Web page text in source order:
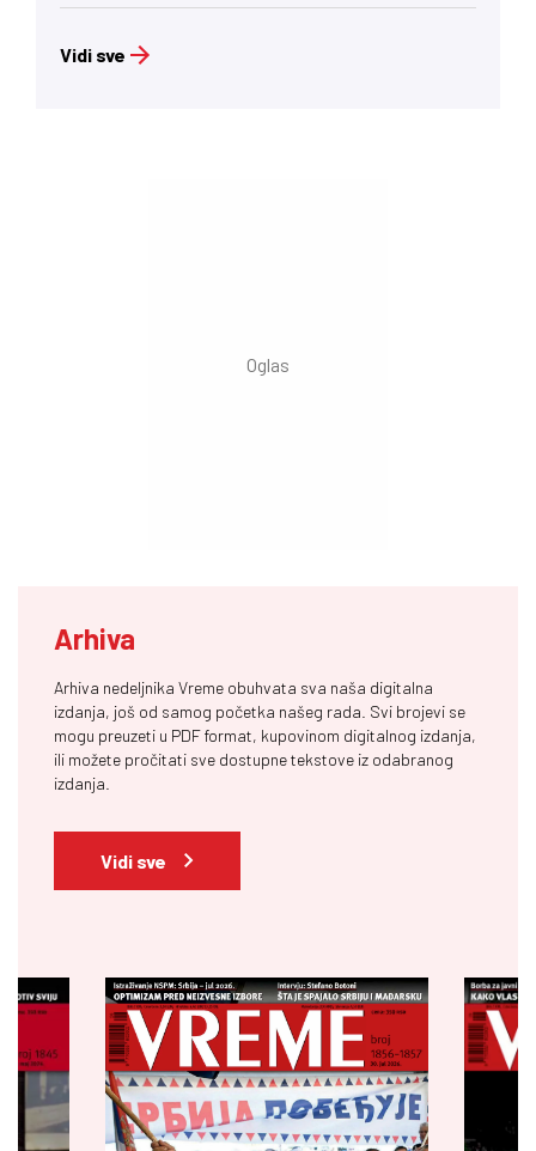
Vidi sve
Arhiva
Arhiva nedeljnika Vreme obuhvata sva naša digitalna
izdanja, još od samog početka našeg rada. Svi brojevi se
mogu preuzeti u PDF format, kupovinom digitalnog izdanja,
ili možete pročitati sve dostupne tekstove iz odabranog
izdanja.
Vidi sve